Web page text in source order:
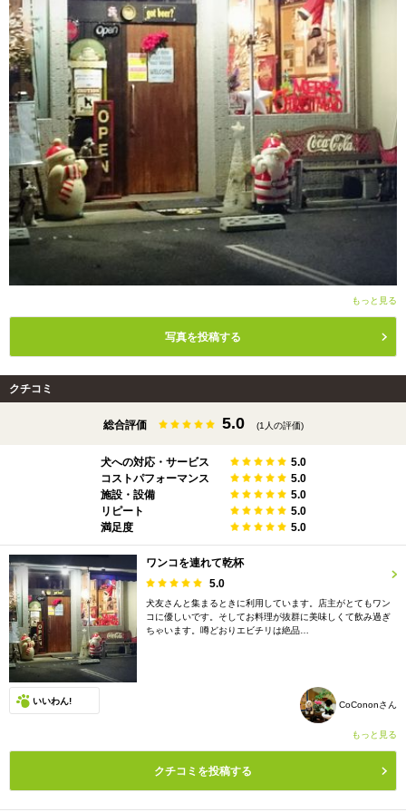
もっと見る
写真を投稿する
クチコミ
総合評価 5.0 (1人の評価)
犬への対応・サービス
5.0
コストパフォーマンス
5.0
施設・設備
5.0
リピート
5.0
満足度
5.0
ワンコを連れて乾杯
5.0
犬友さんと集まるときに利用しています。店主がとてもワン
コに優しいです。そしてお料理が抜群に美味しくて飲み過ぎ
ちゃいます。噂どおりエビチリは絶品…
いいわん! CoCononさん
もっと見る
クチコミを投稿する